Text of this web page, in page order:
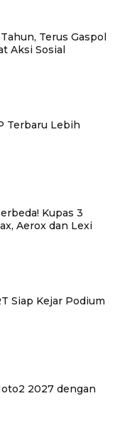
Terus Gaspol
Aksi Sosial
Terbaru Lebih
Kupas 3
Aerox dan Lexi
Siap Kejar Podium
2027 dengan